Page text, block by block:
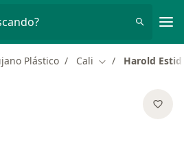
Plástico Cali Cambiar de
Harold